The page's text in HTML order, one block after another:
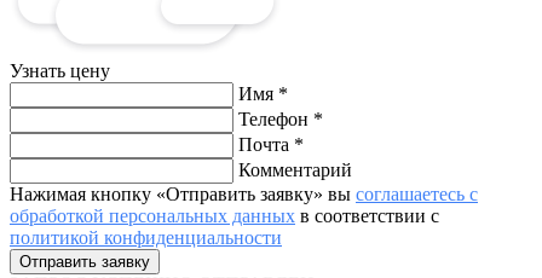
Узнать цену
Имя *
Телефон *
Почта *
Комментарий
Нажимая кнопку «Отправить заявку» вы соглашаетесь с
обработкой персональных данных в соответствии с
политикой конфиденциальности